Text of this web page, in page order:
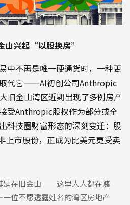
山兴起“以股换房”
中不再是唯一硬通货时，一种更
代它——AI初创公司Anthropic
旧金山湾区近期出现了多例房产
受Anthropic股权作为部分或全
科技圈财富形态的深刻变迁：股
上市股份，正成为比美元更受卖
是在旧金山——这里人人都在赌
位不愿透露姓名的湾区房地产